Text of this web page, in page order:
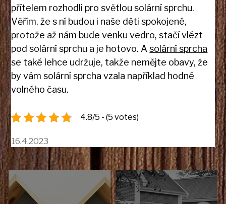
přítelem rozhodli pro světlou solární sprchu.
Věřím, že s ní budou i naše děti spokojené,
protože až nám bude venku vedro, stačí vlézt
pod solární sprchu a je hotovo. Asolární sprcha
se také lehce udržuje, takže nemějte obavy, že
by vám solární sprcha vzala například hodné
volného času.
4.8/5 - (5 votes)
16.4.2023